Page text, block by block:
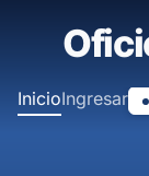
principal
InicioIngresar